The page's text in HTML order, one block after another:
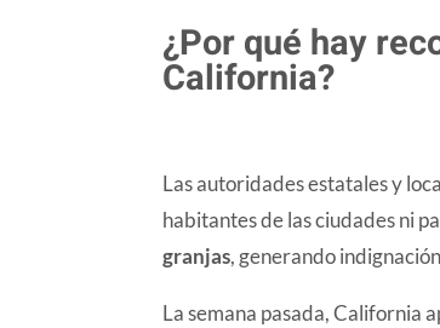
​¿Por qué hay
California?
Las autoridades estatales y
habitantes de las ciudades ni
granjas, generando
La semana pasada, California